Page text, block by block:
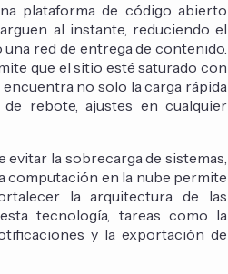
plataforma de código abierto
al instante, reduciendo el
red de entrega de contenido.
que el sitio esté saturado con
no solo la carga rápida
rebote, ajustes en cualquier
la sobrecarga de sistemas,
computación en la nube permite
la arquitectura de las
tecnología, tareas como la
y la exportación de